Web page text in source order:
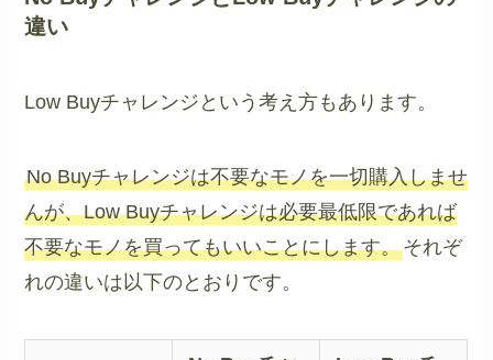
違い
Low Buyチャレンジという考え方もあります。
No Buyチャレンジは不要なモノを一切購入しませ
んが、Low Buyチャレンジは必要最低限であれば
不要なモノを買ってもいいことにします。それぞ
れの違いは以下のとおりです。